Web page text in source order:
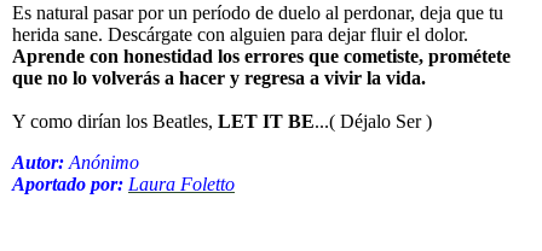
Es natural pasar por un período de duelo al perdonar, deja que tu
herida sane. Descárgate con alguien para dejar fluir el dolor.
Aprende con honestidad los errores que cometiste, prométete
que no lo volverás a hacer y regresa a vivir la vida.
Y como dirían los Beatles, LET IT BE...( Déjalo Ser )
Autor: Anónimo
Aportado por: Laura Foletto